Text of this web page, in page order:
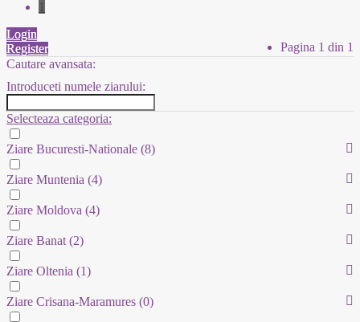
1
Pagina 1 din 1
Login
Register
Cautare avansata:
Introduceti numele ziarului:
Selecteaza categoria:
Ziare Bucuresti-Nationale (8)
Ziare Muntenia (4)
Ziare Moldova (4)
Ziare Banat(2)
Ziare Oltenia (1)
Ziare Crisana-Maramures (0)